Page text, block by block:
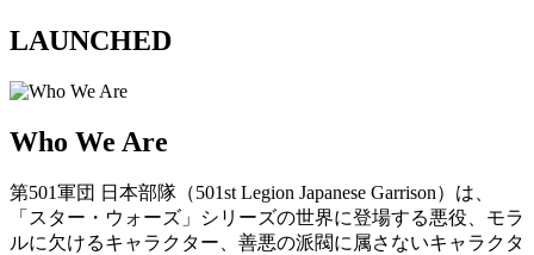
LAUNCHED
Who We Are
第501軍団 日本部隊（501st Legion Japanese Garrison）は、
「スター・ウォーズ」シリーズの世界に登場する悪役、モラ
ルに欠けるキャラクター、善悪の派閥に属さないキャラクタ